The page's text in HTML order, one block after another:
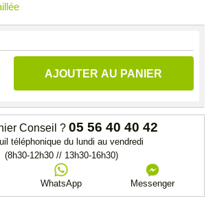
AJOUTER AU PANIER
Conseil ? 05 56 40 40 42
téléphonique du lundi au vendredi
(8h30-12h30 // 13h30-16h30)
WhatsApp Messenger